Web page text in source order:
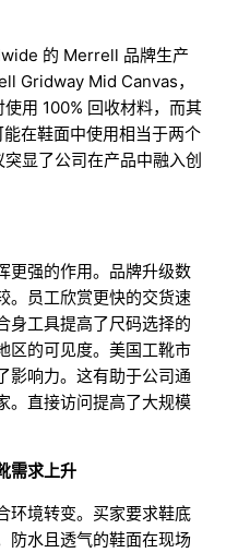
的 Merrell 品牌生产
Gridway Mid Canvas，
用 100% 回收材料，而其
在鞋面中使用相当于两个
显了公司在产品中融入创
更强的作用。品牌升级数
。员工欣赏更快的交货速
身工具提高了尺码选择的
区的可见度。美国工靴市
影响力。这有助于公司通
。直接访问提高了大规模
需求上升
环境转变。买家要求鞋底
防水且透气的鞋面在现场